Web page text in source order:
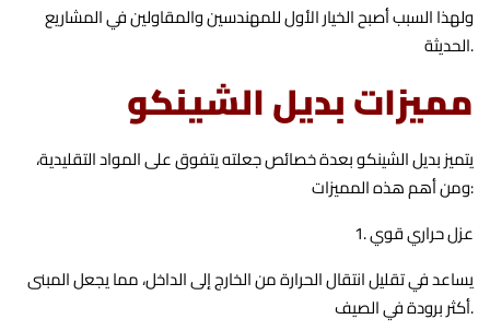
ولهذا السبب أصبح الخيار الأول للمهندسين والمقاولين في المشاريع
الحديثة.
مميزات بديل الشينكو
يتميز بديل الشينكو بعدة خصائص جعلته يتفوق على المواد التقليدية،
ومن أهم هذه المميزات:
1. عزل حراري قوي
يساعد في تقليل انتقال الحرارة من الخارج إلى الداخل، مما يجعل المبنى
أكثر برودة في الصيف.